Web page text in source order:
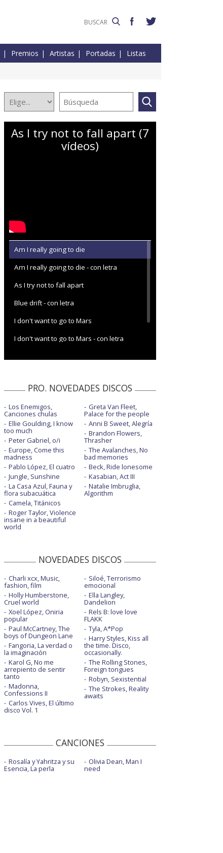
Premios Artistas Portadas Listas
As I try not to fall apart (7
vídeos)
Am I really going to die
Am I really going to die - con letra
As I try not to fall apart
Blue drift - con letra
I don't want to go to Mars
I don't want to go to Mars - con letra
PRO. NOVEDADES DISCOS
Los Enemigos,
Canciones chulas
Ellie Goulding, I know
too much
Peter Gabriel, o/i
Europe, Come this
madness
Pablo López, El cuatro
Jungle, Sunshine
La Casa Azul, Fauna y
flora subacuática
Camela, Titánicos
Roger Taylor, Violence
insane in a beautiful
world
Greta Van Fleet,
Palace for the people
Anni B Sweet, Alegría
Brandon Flowers,
Thrasher
The Avalanches, No
bad memories
Beck, Ride lonesome
Kasabian, Act III
Natalie Imbruglia,
Algorithm
NOVEDADES DISCOS
Charli xcx, Music,
fashion, film
Holly Humberstone,
Cruel world
Xoel López, Oniria
popular
Paul McCartney, The
boys of Dungeon Lane
Fangoria, La verdad o
la imaginación
Karol G, No me
arrepiento de sentir
tanto
Madonna,
Confessions II
Carlos Vives, El último
disco Vol. 1
Siloé, Terrorismo
emocional
Ella Langley,
Dandelion
Rels B: love love
FLAKK
Tyla, A*Pop
Harry Styles, Kiss all
the time. Disco,
occasionally.
The Rolling Stones,
Foreign tongues
Robyn, Sexistential
The Strokes, Reality
awaits
CANCIONES
Rosalía y Yahritza y su
Esencia, La perla
Olivia Dean, Man I
need